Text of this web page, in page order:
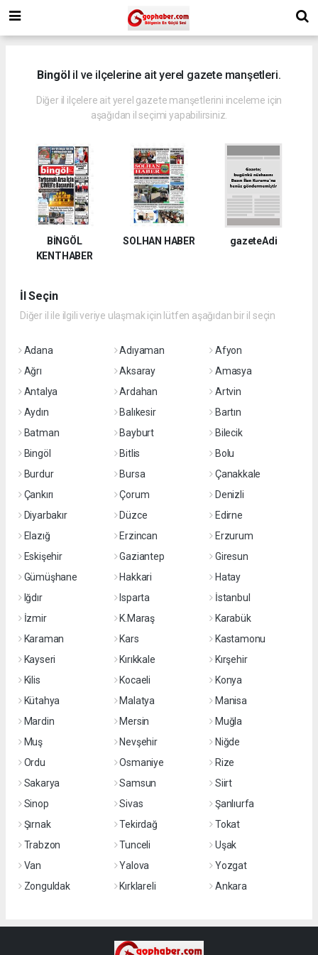
Bingölil ve ilçelerine ait yerel gazete manşetleri.
Diğer il ilçelere ait yerel gazete manşetlerini inceleme için
aşağıdan il seçimi yapabilirsiniz.
BİNGÖL
KENTHABER
SOLHAN HABER gazeteAdi
İl Seçin
Diğer il ile ilgili veriye ulaşmak için lütfen aşağıdan bir il seçin
Adana Adıyaman
Afyon
Ağrı
Aksaray
Amasya
Antalya
Ardahan
Artvin
Aydın
Balıkesir
Bartın
Batman
Bayburt
Bilecik
Bingöl
Bitlis
Bolu
Burdur
Bursa
Çanakkale
Çankırı
Çorum
Denizli
Diyarbakır
Düzce
Edirne
Elazığ
Erzincan
Erzurum
Eskişehir
Gaziantep
Giresun
Gümüşhane
Hakkari
Hatay
Iğdır
Isparta
İstanbul
İzmir
K.Maraş
Karabük
Karaman
Kars
Kastamonu
Kayseri
Kırıkkale
Kırşehir
Kilis
Kocaeli
Konya
Kütahya
Malatya
Manisa
Mardin
Mersin
Muğla
Muş
Nevşehir
Niğde
Ordu
Osmaniye
Rize
Sakarya
Samsun
Siirt
Sinop
Sivas
Şanlıurfa
Şırnak
Tekirdağ
Tokat
Trabzon
Tunceli
Uşak
Van
Yalova
Yozgat
Zonguldak
Kırklareli Ankara